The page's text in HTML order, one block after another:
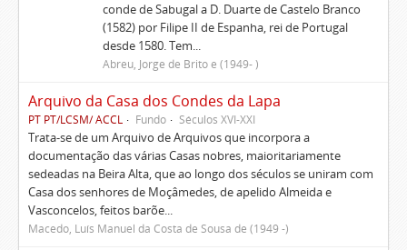
conde de Sabugal a D. Duarte de Castelo Branco
(1582) por Filipe II de Espanha, rei de Portugal
desde 1580. Tem...
Abreu, Jorge de Brito e (1949- )
Arquivo da Casa dos Condes da Lapa
PT PT/LCSM/ ACCL Fundo Séculos XVI-XXI
Trata-se de um Arquivo de Arquivos que incorpora a
documentação das várias Casas nobres, maioritariamente
sedeadas na Beira Alta, que ao longo dos séculos se uniram com
Casa dos senhores de Moçâmedes, de apelido Almeida e
Vasconcelos, feitos barõe...
Macedo, Luís Manuel da Costa de Sousa de (1949 -)